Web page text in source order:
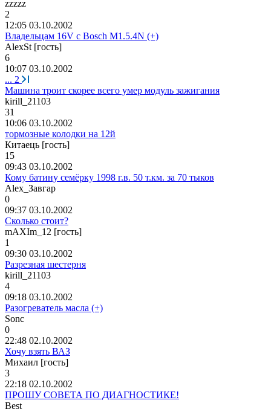
zzzzz
2
12:05 03.10.2002
Владельцам 16V с Bosch M1.5.4N (+)
AlexSt [гость]
6
10:07 03.10.2002
... 2
Машина троит скорее всего умер модуль зажигания
kirill_21103
31
10:06 03.10.2002
тормозные колодки на 12й
Китаець [гость]
15
09:43 03.10.2002
Кому батину семёрку 1998 г.в. 50 т.км. за 70 тыков
Alex_ Завгар
0
09:37 03.10.2002
Сколько стоит?
mAXIm_12 [гость]
1
09:30 03.10.2002
Разрезная шестерня
kirill_21103
4
09:18 03.10.2002
Разогреватель масла (+)
Sonc
0
22:48 02.10.2002
Хочу взять ВАЗ
Михаил [гость]
3
22:18 02.10.2002
ПРОШУ СОВЕТА ПО ДИАГНОСТИКЕ!
Best